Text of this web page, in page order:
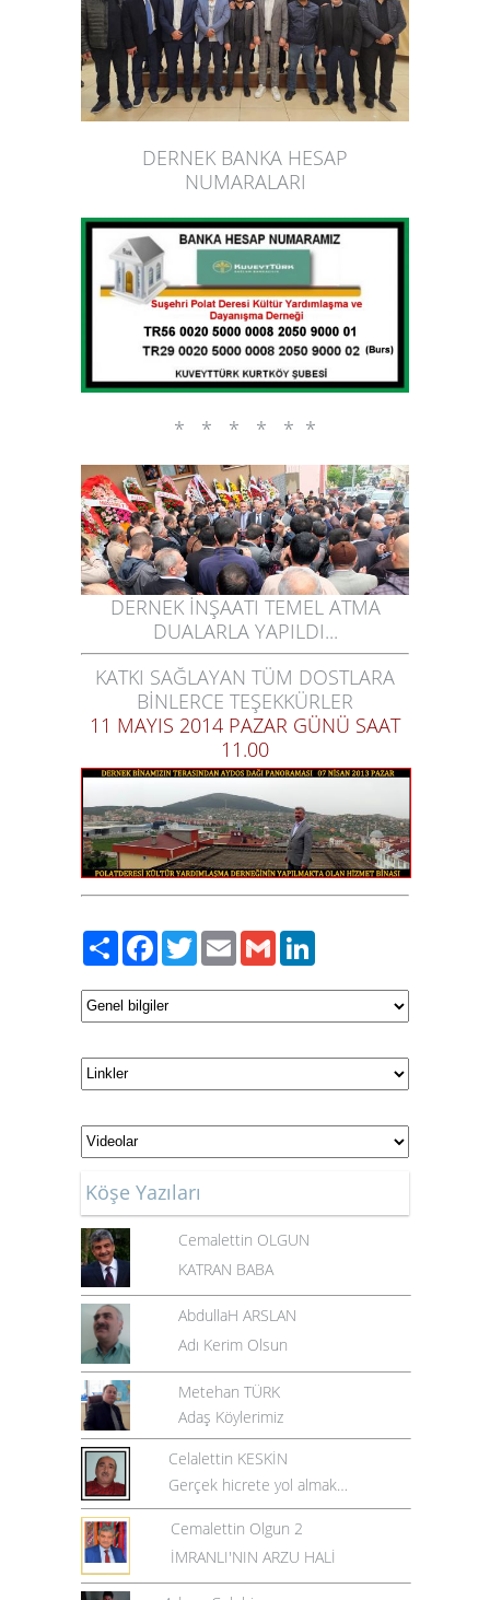
DERNEK BANKA HESAP
NUMARALARI
* * * * * *
DERNEK İNŞAATI TEMEL ATMA
DUALARLA YAPILDI...
KATKI SAĞLAYAN TÜM DOSTLARA
BİNLERCE TEŞEKKÜRLER
11 MAYIS 2014 PAZAR GÜNÜ SAAT
11.00
PaylaşFacebook
TwitterEmailGmail
Köşe Yazıları
Cemalettin OLGUN
KATRAN BABA
AbdullaH ARSLAN
Adı Kerim Olsun
Metehan TÜRK
Adaş Köylerimiz
Celalettin KESKİN
Gerçek hicrete yol almak…
Cemalettin Olgun 2
İMRANLI'NIN ARZU HALİ